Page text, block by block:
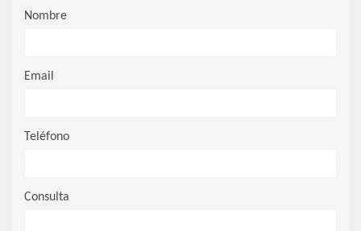
Nombre
Email
Teléfono
Consulta